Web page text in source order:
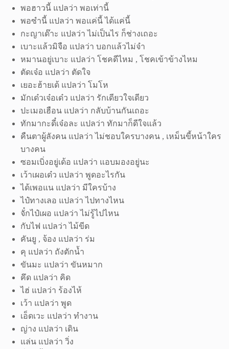
พอฮาวนี้ แปลว่า พอเท่านี้
พอซำนี้ แปลว่า พอแค่นี้ ได้แค่นี้
กะญาเด๊าะ แปลว่า ไม่เป็นไร ก็ช่างเถอะ
เบาะแล้วมิจือ แปลว่า บอกแล้วไม่จำ
หมานอยู่เบาะ แปลว่า โชคดีไหม , โชคเข้าข้างไหม
ตัดเจ๋อ แปลว่า ตัดใจ
เยอะฮ้ายเด้ แปลว่า โมโห
มักเด๋วเจ๋อเด๋ว แปลว่า รักเดียวใจเดียว
ปะเมอเฮือน แปลว่า กลับบ้านกันเถอะ
ทักมากะดี๋เจ๋อละ แปลว่า ทักมาก็ดีใจแล้ว
คืนตาผู้ลังคน แปลว่า ไม่ชอบใครบางคน , เหม็นขี้หน้าใคร
บางคน
ซอมเบิ่งอยู่เด้อ แปลว่า แอบมองอยู่นะ
เว้าเผอเด๋ว แปลว่า พูดอะไรกัน
ได้เพอแน แปลว่า มีใครบ้าง
ไป๋ทางเลอ แปลว่า ไปทางไหน
จั๋กไป๋เผอ แปลว่า ไม่รู้ไปไหน
กับไฟ แปลว่า ไม้ขีด
คันยู , จ้อง แปลว่า ร่ม
คุ แปลว่า ถังตักน้ำ
ขันมะ แปลว่า ขันหมาก
คึด แปลว่า คิด
ไฮ่ แปลว่า ร้องไห้
เว้า แปลว่า พูด
เอ็ดเวะ แปลว่า ทำงาน
ญ่าง แปลว่า เดิน
แล่น แปลว่า วิ่ง